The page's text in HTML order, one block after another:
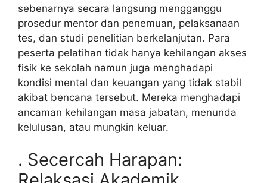
sebenarnya secara langsung mengganggu
prosedur mentor dan penemuan, pelaksanaan
tes, dan studi penelitian berkelanjutan. Para
peserta pelatihan tidak hanya kehilangan akses
fisik ke sekolah namun juga menghadapi
kondisi mental dan keuangan yang tidak stabil
akibat bencana tersebut. Mereka menghadapi
ancaman kehilangan masa jabatan, menunda
kelulusan, atau mungkin keluar.
. Secercah Harapan: